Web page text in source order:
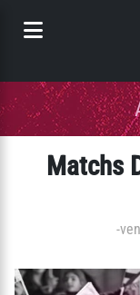
Matchs
-
Panneau de